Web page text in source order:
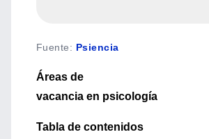
Fuente: Psiencia
Áreas de
vacancia en psicología
Tabla de contenidos